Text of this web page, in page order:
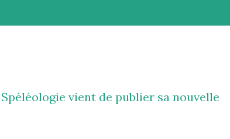
vient de publier sa nouvelle